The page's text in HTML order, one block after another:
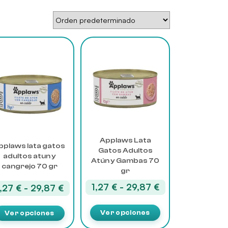
lata gatos
adultos atun y
cangrejo 70 gr
€ - 29,87 €Rango
de
precios:
desde
Ver opciones
Applaws Lata
Gatos Adultos
Atún y Gambas 70
gr
1,27 € - 29,87 €Rango
de
precios:
desde
Ver opciones
tiene
múltiples
variantes.
Las
pueden
elegir
en
página
de
producto